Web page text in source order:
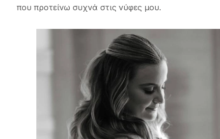
που προτείνω συχνά στις νύφες μου.